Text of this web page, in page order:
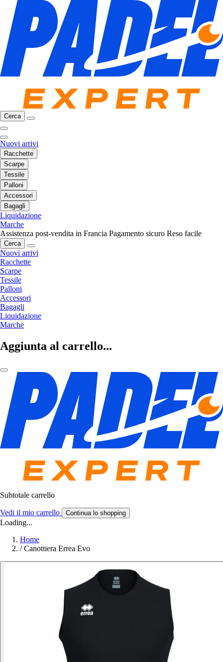
Cerca
Nuovi arrivi
Racchette
Scarpe
Tessile
Palloni
Accessori
Bagagli
Liquidazione
Marche
Assistenza post-vendita in Francia Pagamento sicuro Reso facile
Cerca
Nuovi arrivi
Racchette
Scarpe
Tessile
Palloni
Accessori
Bagagli
Liquidazione
Marche
Aggiunta al carrello...
Subtotale carrello
Vedi il mio carrello Continua lo shopping
Loading...
Home
/ Canottiera Errea Evo